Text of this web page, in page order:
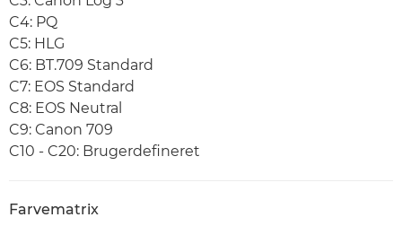
C4: PQ
C5: HLG
C6: BT.709 Standard
C7: EOS Standard
C8: EOS Neutral
C9: Canon 709
C10 - C20: Brugerdefineret
Farvematrix